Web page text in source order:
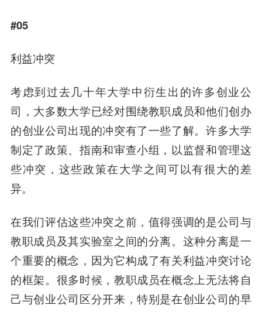
#05
利益冲突
考虑到过去几十年大学中衍生出的许多创业公
司，大多数大学已经对围绕教职成员和他们创办
的创业公司出现的冲突有了一些了解。许多大学
制定了政策、指南和审查小组，以监督和管理这
些冲突，这些政策在大学之间可以有很大的差
异。
在我们评估这些冲突之前，值得强调的是公司与
教职成员及其实验室之间的分离。这种分离是一
个重要的概念，因为它构成了有关利益冲突讨论
的框架。很多时候，教职成员在概念上无法将自
己与创业公司区分开来，特别是在创业公司的早